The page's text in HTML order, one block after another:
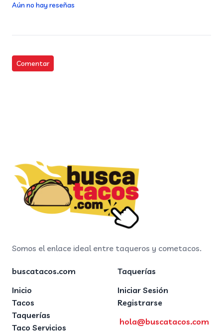
Aún no hay reseñas
Comentar
Somos el enlace ideal entre taqueros y cometacos.
buscatacos.com
Inicio
Tacos
Taquerías
Taco Servicios
Taquerías
Iniciar Sesión
Registrarse
hola@buscatacos.com